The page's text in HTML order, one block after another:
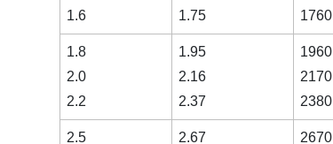
1.6
1.75
1760
1.8
2.0
2.2
1.95
2.16
2.37
1960
2170
2380
2.5
2.67
2670